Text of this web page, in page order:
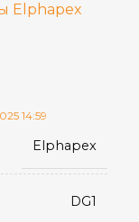
Elphapex
14:59
Elphapex
DG1